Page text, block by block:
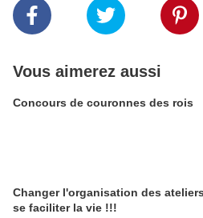
Vous aimerez aussi
Concours de couronnes des rois
Changer l'organisation des
se faciliter la vie !!!